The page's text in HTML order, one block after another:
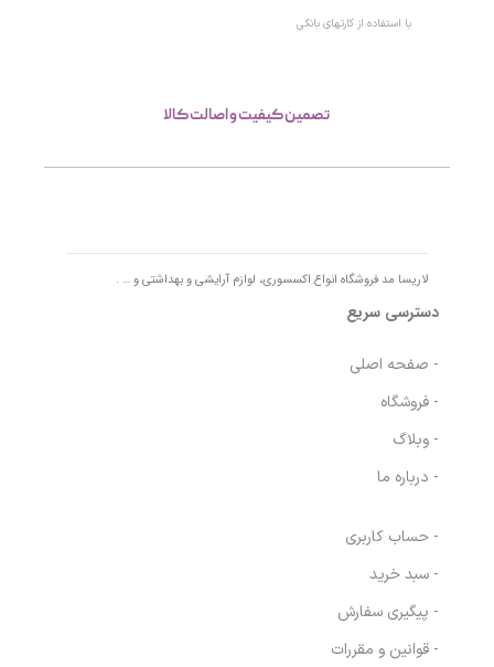
با استفاده از کارتهای بانکی
تصمین کیفیت و اصالت کالا
دسترسی سریع
- صفحه اصلی
- فروشگاه
- وبلاگ